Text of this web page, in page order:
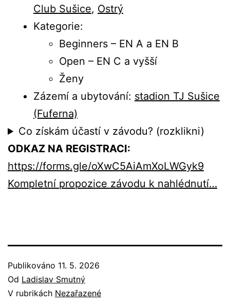
Club Sušice, Ostrý
Kategorie:
Beginners – EN A a EN B
Open – EN C a vyšší
Ženy
Zázemí a ubytování: stadion TJ Sušice
(Fuferna)
Co získám účastí v závodu? (rozklikni)
ODKAZ NA REGISTRACI:
https://forms.gle/oXwC5AiAmXoLWGyk9
Kompletní propozice závodu k nahlédnutí…
Publikováno 11. 5. 2026
Od Ladislav Smutný
V rubrikách Nezařazené